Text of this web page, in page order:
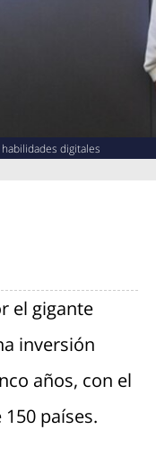
digitales
el gigante
inversión
años, con el
países.